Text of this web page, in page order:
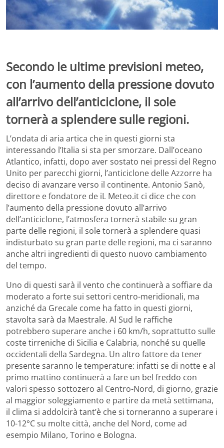
Secondo le ultime previsioni meteo,
con l’aumento della pressione dovuto
all’arrivo dell’anticiclone, il sole
tornerà a splendere sulle regioni.
L’ondata di aria artica che in questi giorni sta
interessando l’Italia si sta per smorzare. Dall’oceano
Atlantico, infatti, dopo aver sostato nei pressi del Regno
Unito per parecchi giorni, l’anticiclone delle Azzorre ha
deciso di avanzare verso il continente. Antonio Sanò,
direttore e fondatore de iL Meteo.it ci dice che con
l’aumento della pressione dovuto all’arrivo
dell’anticiclone, l’atmosfera tornerà stabile su gran
parte delle regioni, il sole tornerà a splendere quasi
indisturbato su gran parte delle regioni, ma ci saranno
anche altri ingredienti di questo nuovo cambiamento
del tempo.
Uno di questi sarà il vento che continuerà a soffiare da
moderato a forte sui settori centro-meridionali, ma
anziché da Grecale come ha fatto in questi giorni,
stavolta sarà da Maestrale. Al Sud le raffiche
potrebbero superare anche i 60 km/h, soprattutto sulle
coste tirreniche di Sicilia e Calabria, nonché su quelle
occidentali della Sardegna. Un altro fattore da tener
presente saranno le temperature: infatti se di notte e al
primo mattino continuerà a fare un bel freddo con
valori spesso sottozero al Centro-Nord, di giorno, grazie
al maggior soleggiamento e partire da metà settimana,
il clima si addolcirà tant’è che si torneranno a superare i
10-12°C su molte città, anche del Nord, come ad
esempio Milano, Torino e Bologna.